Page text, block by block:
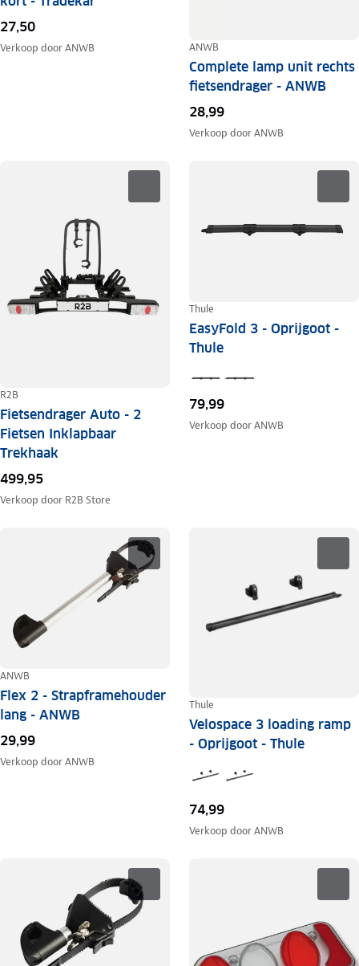
27,50
Verkoop doorANWB ANWB
Complete lamp unit rechts
fietsendrager - ANWB
28,99
Verkoop doorANWB
R2B
Fietsendrager Auto - 2
Fietsen Inklapbaar
Trekhaak
499,95
Verkoop door R2B Store
Thule
EasyFold 3 - Oprijgoot -
Thule
79,99
Verkoop doorANWB
ANWB
Flex 2 - Strapframehouder
lang - ANWB
29,99
Verkoop doorANWB
Thule
Velospace 3 loading ramp
- Oprijgoot - Thule
74,99
Verkoop doorANWB